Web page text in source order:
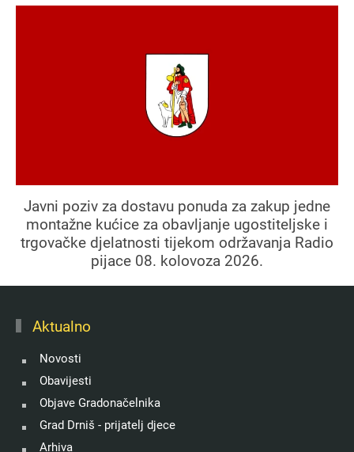
Javni poziv za dostavu ponuda za zakup jedne
montažne kućice za obavljanje ugostiteljske i
trgovačke djelatnosti tijekom održavanja Radio
pijace 08. kolovoza 2026.
Aktualno
Novosti
Obavijesti
Objave Gradonačelnika
Grad Drniš - prijatelj djece
Arhiva